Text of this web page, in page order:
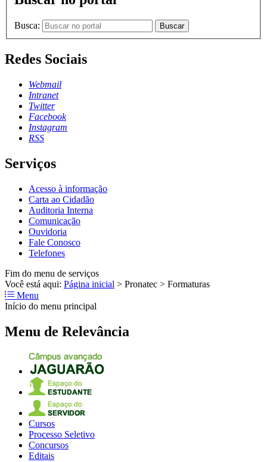
Busca: Buscar
Redes Sociais
Webmail
Intranet
Twitter
Facebook
Instagram
RSS
Serviços
Acesso à informação
Carta ao Cidadão
Auditoria Interna
Comunicação
Ouvidoria
Fale Conosco
Telefones
Fim do menu de serviços
Você está aqui: Página inicial > Pronatec > Formaturas
Menu
Início do menu principal
Menu de Relevância
Cursos
Processo Seletivo
Concursos
Editais